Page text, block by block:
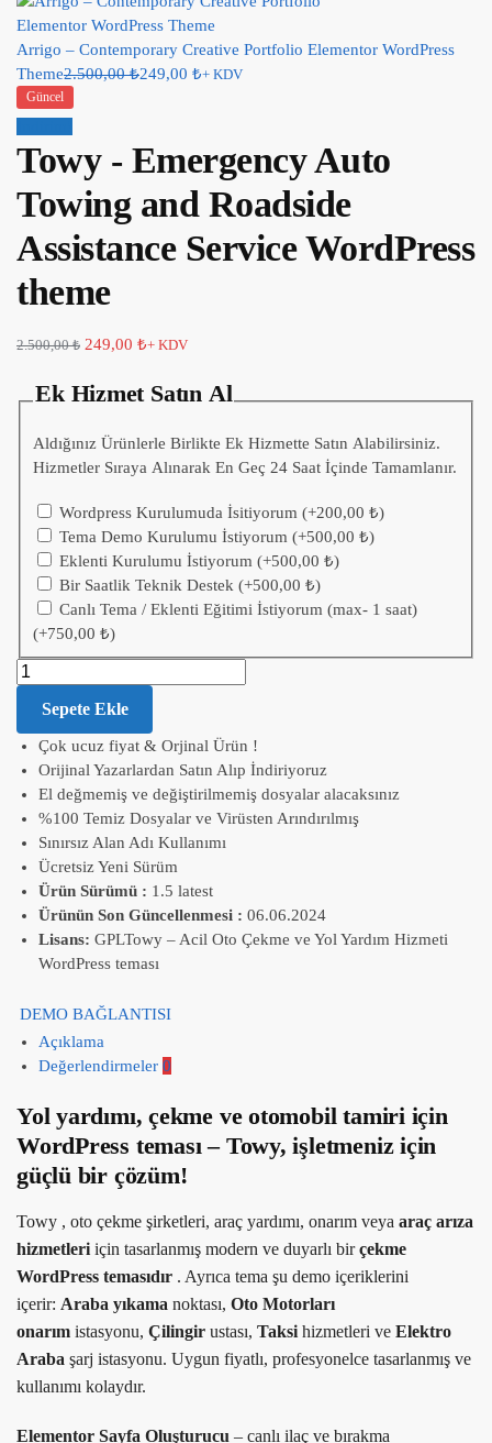
Arrigo – Contemporary Creative Portfolio Elementor WordPress
Theme2.500,00₺249,00 ₺+ KDV
Güncel
Towy - Emergency Auto
Towing and Roadside
Assistance Service WordPress
theme
2.500,00₺ 249,00 ₺+ KDV
Ek Hizmet Satın Al
Aldığınız Ürünlerle Birlikte Ek Hizmette Satın Alabilirsiniz.
Hizmetler Sıraya Alınarak En Geç 24 Saat İçinde Tamamlanır.
Wordpress Kurulumuda İsitiyorum(+200,00₺)
Tema Demo Kurulumu İstiyorum(+500,00₺)
Eklenti Kurulumu İstiyorum(+500,00₺)
Bir Saatlik Teknik Destek(+500,00₺)
Canlı Tema / Eklenti Eğitimi İstiyorum (max- 1 saat)
(+750,00₺)
Sepete Ekle
Çok ucuz fiyat & Orjinal Ürün !
Orijinal Yazarlardan Satın Alıp İndiriyoruz
El değmemiş ve değiştirilmemiş dosyalar alacaksınız
%100 Temiz Dosyalar ve Virüsten Arındırılmış
Sınırsız Alan Adı Kullanımı
Ücretsiz Yeni Sürüm
Ürün Sürümü : 1.5 latest
Ürünün Son Güncellenmesi : 06.06.2024
Lisans: GPLTowy – Acil Oto Çekme ve Yol Yardım Hizmeti
WordPress teması
DEMO BAĞLANTISI
Açıklama
Değerlendirmeler 0
Yol yardımı, çekme ve otomobil tamiri için
WordPress teması – Towy, işletmeniz için
güçlü bir çözüm!
Towy , oto çekme şirketleri, araç yardımı, onarım veya araç arıza
hizmetleri için tasarlanmış modern ve duyarlı birçekme
WordPress temasıdır . Ayrıca tema şu demo içeriklerini
içerir: Araba yıkama noktası, Oto Motorları
onarım istasyonu, Çilingir ustası, Taksi hizmetleri ve Elektro
Araba şarj istasyonu. Uygun fiyatlı, profesyonelce tasarlanmış ve
kullanımı kolaydır.
Elementor Sayfa Oluşturucu – canlı ilaç ve bırakma